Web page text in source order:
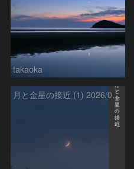
takaoka
月と金星の接近 (1) 2026/07/17